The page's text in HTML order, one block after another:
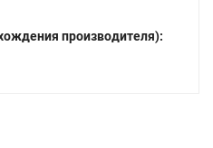
производителя):